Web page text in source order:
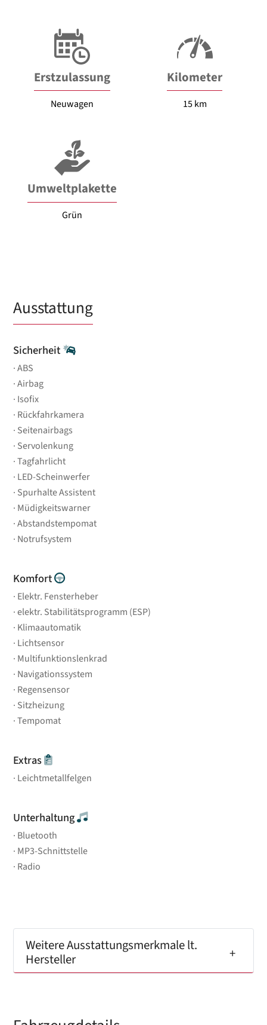
Erstzulassung
Neuwagen
Kilometer
15 km
Umweltplakette
Grün
Ausstattung
Sicherheit
ABS
Airbag
Isofix
Rückfahrkamera
Seitenairbags
Servolenkung
Tagfahrlicht
LED-Scheinwerfer
Spurhalte Assistent
Müdigkeitswarner
Abstandstempomat
Notrufsystem
Komfort
Elektr. Fensterheber
elektr. Stabilitätsprogramm (ESP)
Klimaautomatik
Lichtsensor
Multifunktionslenkrad
Navigationssystem
Regensensor
Sitzheizung
Tempomat
Extras
Leichtmetallfelgen
Unterhaltung
Bluetooth
MP3-Schnittstelle
Radio
Weitere Ausstattungsmerkmale lt.
Hersteller